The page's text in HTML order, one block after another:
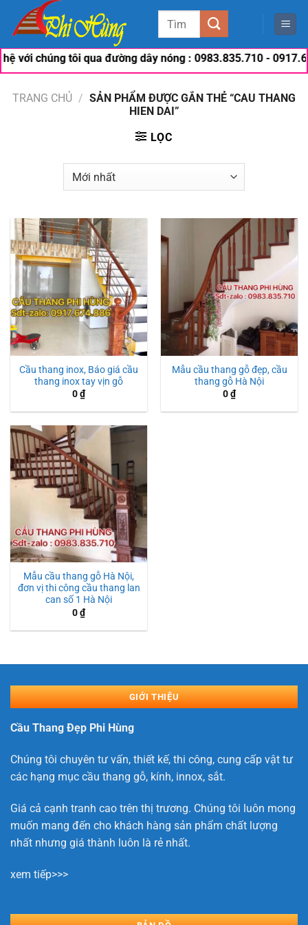
qua
dung
Tìm
chúng tôi qua đường dây nóng : 0983.835.710 -
TRANG CHỦ / SẢN PHẨM ĐƯỢC GẮN THẺ “CAU THANG
HIEN DAI”
LỌC
Cầu thang inox, Báo giá cầu
thang inox tay vịn gỗ
0₫
Mẫu cầu thang gỗ đẹp, cầu
thang gỗ Hà Nội
0₫
Mẫu cầu thang gỗ Hà Nội,
đơn vị thi công cầu thang lan
can số 1 Hà Nội
0₫
GIỚI THIỆU
Cầu Thang Đẹp Phi Hùng
Chúng tôi chuyên tư vấn, thiết kế, thi công, cung cấp vật tư
các hạng mục cầu thang gỗ, kính, innox, sắt.
Giá cả cạnh tranh cao trên thị trương. Chúng tôi luôn mong
muốn mang đến cho khách hàng sản phẩm chất lượng
nhất nhưng giá thành luôn là rẻ nhất.
xem tiếp>>>